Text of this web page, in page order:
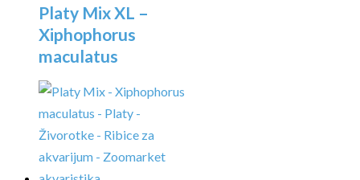
Platy Mix XL –
Xiphophorus
maculatus